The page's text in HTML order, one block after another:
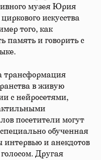
музея Юрия
искусства
того, как
память и говорить с
трансформация
в живую
с нейросетями,
посетители могут
обученная
интервью и анекдотов
голосом. Другая